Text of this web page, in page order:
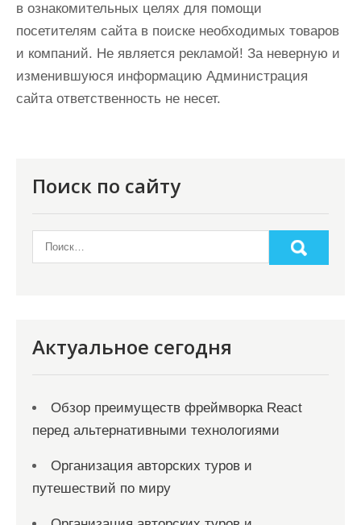
в ознакомительных целях для помощи
посетителям сайта в поиске необходимых товаров
и компаний. Не является рекламой! За неверную и
изменившуюся информацию Администрация
сайта ответственность не несет.
Поиск по сайту
Актуальное сегодня
Обзор преимуществ фреймворка React
перед альтернативными технологиями
Организация авторских туров и
путешествий по миру